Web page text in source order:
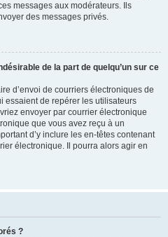
messages aux modérateurs. Ils
des messages privés.
de la part de quelqu’un sur ce
d’envoi de courriers électroniques de
essaient de repérer les utilisateurs
envoyer par courrier électronique
que vous avez reçu à un
d’y inclure les en-têtes contenant
électronique. Il pourra alors agir en
?